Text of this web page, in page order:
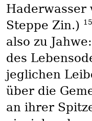
Haderwasser
Steppe Zin.) 15
also zu Jahwe:
des
jeglichen
über die
an ihrer